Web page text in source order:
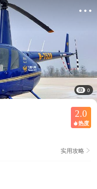

0
2.0
 热度
实用攻略 